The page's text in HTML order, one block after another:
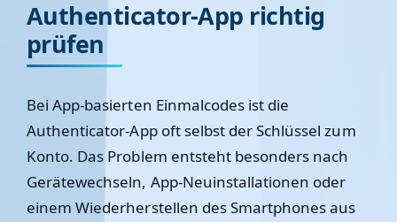
Authenticator-App richtig
prüfen
Bei App-basierten Einmalcodes ist die
Authenticator-App oft selbst der Schlüssel zum
Konto. Das Problem entsteht besonders nach
Gerätewechseln, App-Neuinstallationen oder
einem Wiederherstellen des Smartphones aus